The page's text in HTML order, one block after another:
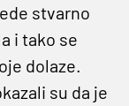
stvarno
i tako se
dolaze.
su da je